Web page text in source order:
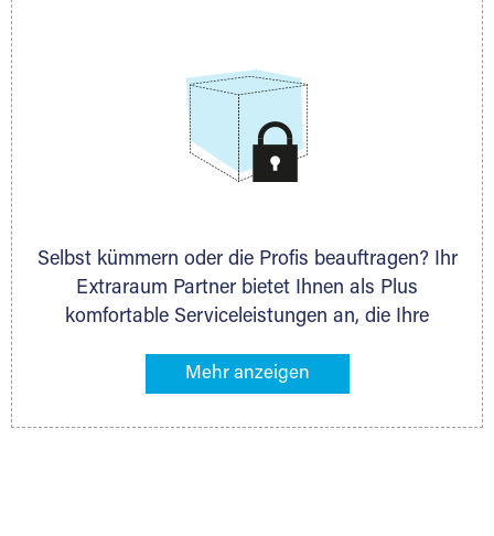
Selbst kümmern oder die Profis beauftragen? Ihr
Extraraum Partner bietet Ihnen als Plus
komfortable Serviceleistungen an, die Ihre
gehören z. B. Verpackungsservice, Lieferung von
Ihr Lagergut wird bei Ihrem Extraraum Partner